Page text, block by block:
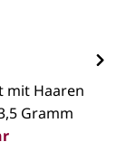
mit Haaren
Gramm